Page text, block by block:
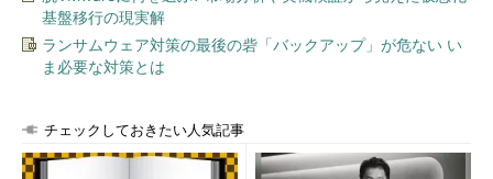
基盤移行の現実解
ランサムウェア対策の最後の砦「バックアップ」が危ない い
ま必要な対策とは
チェックしておきたい人気記事